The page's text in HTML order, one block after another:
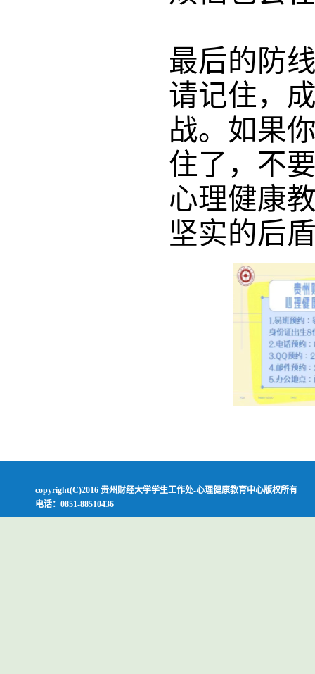
最后的防
请记住，
战。如果
住了，不
心理健康
坚实的后
copyright(C)2016 贵州财经大学学生工作处-心理健康教育中心版权所有
电话：0851-88510436